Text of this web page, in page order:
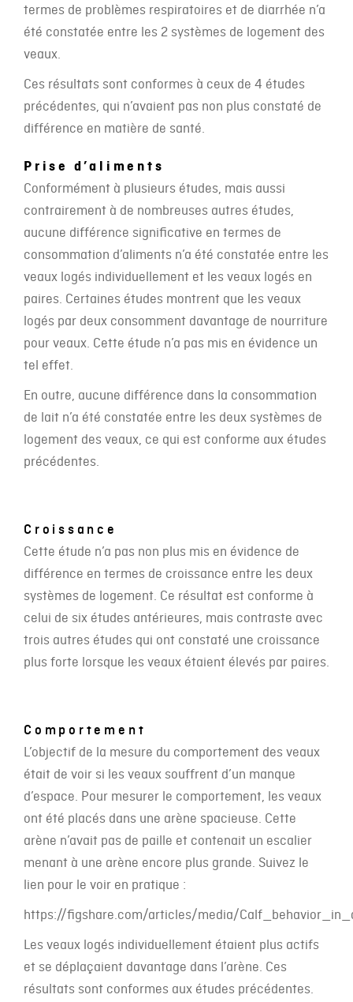
termes de problèmes respiratoires et de diarrhée n’a
été constatée entre les 2 systèmes de logement des
veaux.
Ces résultats sont conformes à ceux de 4 études
précédentes, qui n’avaient pas non plus constaté de
différence en matière de santé.
Prise d’aliments
Conformément à plusieurs études, mais aussi
contrairement à de nombreuses autres études,
aucune différence significative en termes de
consommation d’aliments n’a été constatée entre les
veaux logés individuellement et les veaux logés en
paires. Certaines études montrent que les veaux
logés par deux consomment davantage de nourriture
pour veaux. Cette étude n’a pas mis en évidence un
tel effet.
En outre, aucune différence dans la consommation
de lait n’a été constatée entre les deux systèmes de
logement des veaux, ce qui est conforme aux études
précédentes.
Croissance
Cette étude n’a pas non plus mis en évidence de
différence en termes de croissance entre les deux
systèmes de logement. Ce résultat est conforme à
celui de six études antérieures, mais contraste avec
trois autres études qui ont constaté une croissance
plus forte lorsque les veaux étaient élevés par paires.
Comportement
L’objectif de la mesure du comportement des veaux
était de voir si les veaux souffrent d’un manque
d’espace. Pour mesurer le comportement, les veaux
ont été placés dans une arène spacieuse. Cette
arène n’avait pas de paille et contenait un escalier
menant à une arène encore plus grande. Suivez le
lien pour le voir en pratique :
https://figshare.com/articles/media/
Les veaux logés individuellement étaient plus actifs
et se déplaçaient davantage dans l’arène. Ces
résultats sont conformes aux études précédentes.